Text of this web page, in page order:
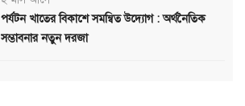
পর্যটন খাতের বিকাশে সমন্বিত উদ্যোগ : অর্থনৈতিক
সম্ভাবনার নতুন দরজা